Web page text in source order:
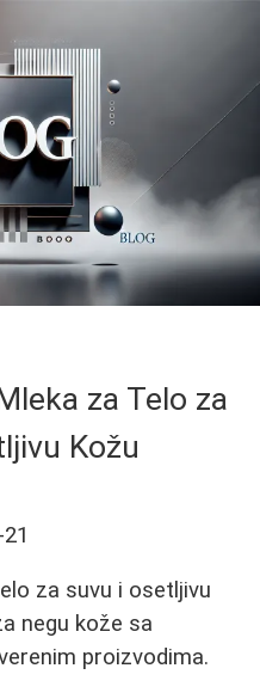
za Telo za
Kožu
za suvu i osetljivu
negu kože sa
proizvodima.